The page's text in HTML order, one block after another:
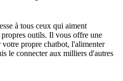
à tous ceux qui aiment
outils. Il vous offre une
votre propre chatbot, l'alimenter
le connecter aux milliers d'autres